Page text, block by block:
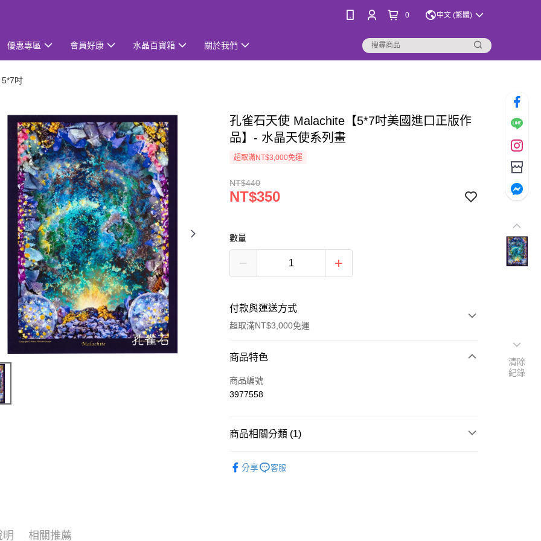
0 中文 (繁體)
優惠專區 會員好康 水晶百寶箱 關於我們
吋
孔雀石天使 Malachite【5*7吋美國進口正版作
品】- 水晶天使系列畫
超取滿NT$3,000免運
NT$440
NT$350
數量
付款與運送方式
超取滿NT$3,000免運
付款方式
信用卡一次付款
街口支付
商品特色
商品編號
3977558
商品相關分類 (1)
分享
客服
明 相關推薦
清除
紀錄